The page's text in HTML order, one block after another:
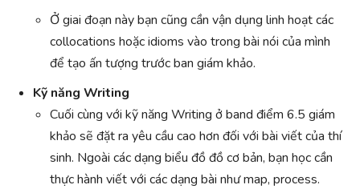
Ở giai đoạn này bạn cũng cần vận dụng linh hoạt các
collocations hoặc idioms vào trong bài nói của mình
để tạo ấn tượng trước ban giám khảo.
Kỹ năng Writing
Cuối cùng với kỹ năng Writing ở band điểm 6.5 giám
khảo sẽ đặt ra yêu cầu cao hơn đối với bài viết của thí
sinh. Ngoài các dạng biểu đồ đồ cơ bản, bạn học cần
thực hành viết với các dạng bài như map, process.